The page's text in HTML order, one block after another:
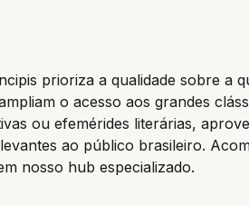
prioriza a qualidade sobre a
o acesso aos grandes
ou efemérides literárias,
ao público brasileiro.
nosso hub especializado.